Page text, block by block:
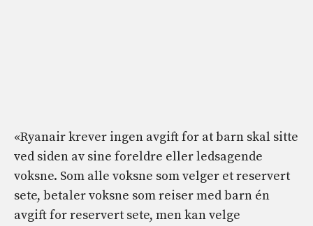
«Ryanair krever ingen avgift for at barn skal sitte
ved siden av sine foreldre eller ledsagende
voksne. Som alle voksne som velger et reservert
sete, betaler voksne som reiser med barn én
avgift for reservert sete, men kan velge